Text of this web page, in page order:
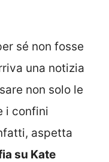
sé non fosse
una notizia
non solo le
i confini
aspetta
su Kate